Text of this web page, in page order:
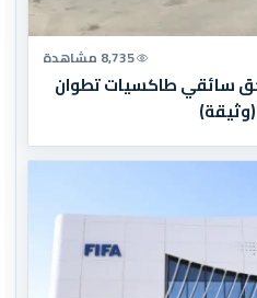
8,735 مشاهدة
سائقي طاكسيات تطوان